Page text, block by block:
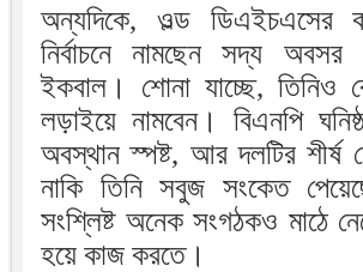
অন্যদিকে, ওল্ড ডিএইচএসের
নির্বাচনে নামছেন সদ্য অবসর
ইকবাল। শোনা যাচ্ছে, তিনিও
লড়াইয়ে নামবেন। বিএনপি
অবস্থান স্পষ্ট, আর দলটির শীর্ষ
নাকি তিনি সবুজ সংকেত
সংশ্লিষ্ট অনেক সংগঠকও মাঠে
হয়ে কাজ করতে।